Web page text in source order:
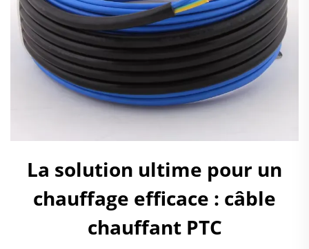
La solution ultime pour un
chauffage efficace : câble
chauffant PTC